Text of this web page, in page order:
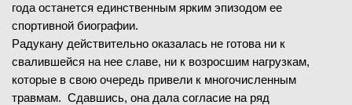
года останется единственным ярким эпизодом ее
спортивной биографии.
Радукану действительно оказалась не готова ни к
свалившейся на нее славе, ни к возросшим нагрузкам,
которые в свою очередь привели к многочисленным
травмам. Сдавшись, она дала согласие на ряд